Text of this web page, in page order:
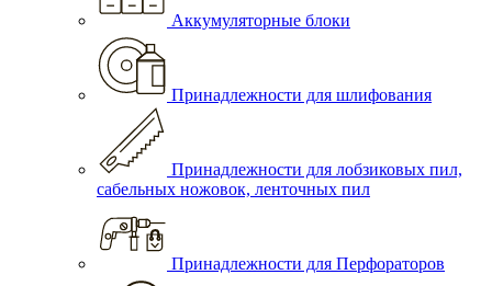
Аккумуляторные блоки
Принадлежности для шлифования
Принадлежности для лобзиковых пил,
сабельных ножовок, ленточных пил
Принадлежности для Перфораторов